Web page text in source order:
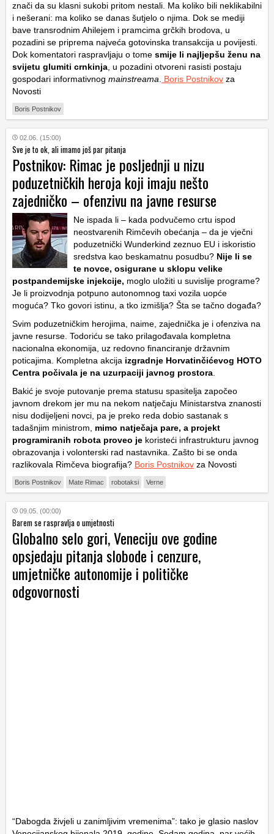
znači da su klasni sukobi pritom nestali. Ma koliko bili neklikabilni
i nešerani: ma koliko se danas šutjelo o njima. Dok se mediji
bave transrodnim Ahilejem i pramcima grčkih brodova, u
pozadini se priprema najveća gotovinska transakcija u povijesti.
Dok komentatori raspravljaju o tome smije li najljepšu ženu na
svijetu glumiti crnkinja , u pozadini otvoreni rasisti postaju
gospodari informativnog mainstreama Boris Postnikov za
Novosti
Boris Postnikov
02.06. (15:00)
Sve je to ok, ali imamo još par pitanja
Postnikov: Rimac je posljednji u nizu
poduzetničkih heroja koji imaju nešto
zajedničko – ofenzivu na javne resurse
Ne ispada li – kada podvučemo crtu ispod
neostvarenih Rimčevih obećanja – da je vječni
poduzetnički Wunderkind zeznuo EU i iskoristio
sredstva kao beskamatnu posudbu? Nije li se
te novce, osigurane u sklopu velike
postpandemijske injekcije, moglo uložiti u suvislije programe?
Je li proizvodnja potpuno autonomnog taxi vozila uopće
moguća? Tko govori istinu, a tko izmišlja? Šta se tačno događa?
Svim poduzetničkim herojima, naime, zajednička je i ofenziva na
javne resurse. Todoriću se tako prilagođavala kompletna
nacionalna ekonomija, uz redovno financiranje državnim
poticajima. Kompletna akcija izgradnje Horvatinčićevog HOTO
Centra počivala je na uzurpaciji javnog prostora
Bakić je svoje putovanje prema statusu spasitelja započeo
javnom drekom jer mu na nekom natječaju Ministarstva znanosti
nisu dodijeljeni novci, pa je preko reda dobio sastanak s
tadašnjim ministrom, mimo natječaja pare, a projekt
programiranih robota proveo je koristeći infrastrukturu javnog
obrazovanja i volonterski rad nastavnika. Zašto bi se onda
razlikovala Rimčeva biografija? Boris Postnikov za Novosti
Boris Postnikov Mate Rimac robotaksi Verne
09.05. (00:00)
Barem se raspravlja o umjetnosti
Globalno selo gori, Veneciju ove godine
opsjedaju pitanja slobode i cenzure,
umjetničke autonomije i političke
odgovornosti
“Dabogda živjeli u zanimljivim vremenima”: tako je glasio naslov